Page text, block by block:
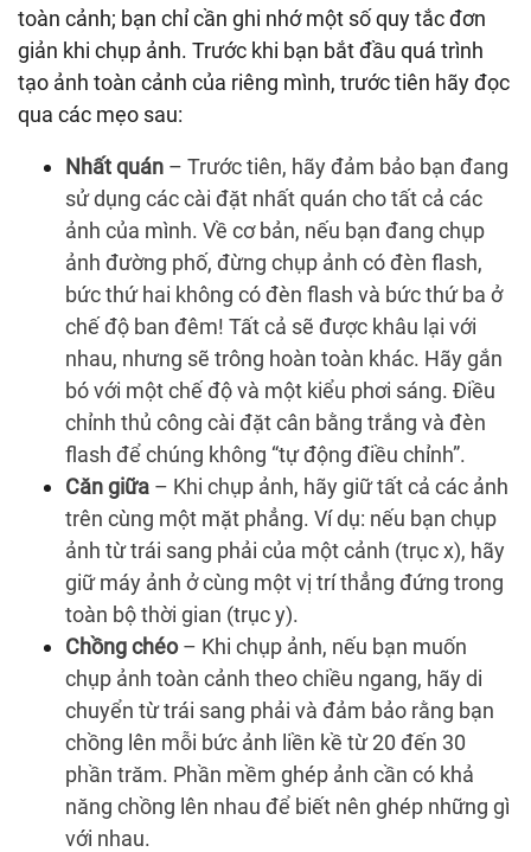
toàn cảnh; bạn chỉ cần ghi nhớ một số quy tắc đơn
giản khi chụp ảnh. Trước khi bạn bắt đầu quá trình
tạo ảnh toàn cảnh của riêng mình, trước tiên hãy đọc
qua các mẹo sau:
Nhất quán – Trước tiên, hãy đảm bảo bạn đang
sử dụng các cài đặt nhất quán cho tất cả các
ảnh của mình. Về cơ bản, nếu bạn đang chụp
ảnh đường phố, đừng chụp ảnh có đèn flash,
bức thứ hai không có đèn flash và bức thứ ba ở
chế độ ban đêm! Tất cả sẽ được khâu lại với
nhau, nhưng sẽ trông hoàn toàn khác. Hãy gắn
bó với một chế độ và một kiểu phơi sáng. Điều
chỉnh thủ công cài đặt cân bằng trắng và đèn
flash để chúng không “tự động điều chỉnh”.
Căn giữa – Khi chụp ảnh, hãy giữ tất cả các ảnh
trên cùng một mặt phẳng. Ví dụ: nếu bạn chụp
ảnh từ trái sang phải của một cảnh (trục x), hãy
giữ máy ảnh ở cùng một vị trí thẳng đứng trong
toàn bộ thời gian (trục y).
Chồng chéo– Khi chụp ảnh, nếu bạn muốn
chụp ảnh toàn cảnh theo chiều ngang, hãy di
chuyển từ trái sang phải và đảm bảo rằng bạn
chồng lên mỗi bức ảnh liền kề từ 20 đến 30
phần trăm. Phần mềm ghép ảnh cần có khả
năng chồng lên nhau để biết nên ghép những gì
với nhau.